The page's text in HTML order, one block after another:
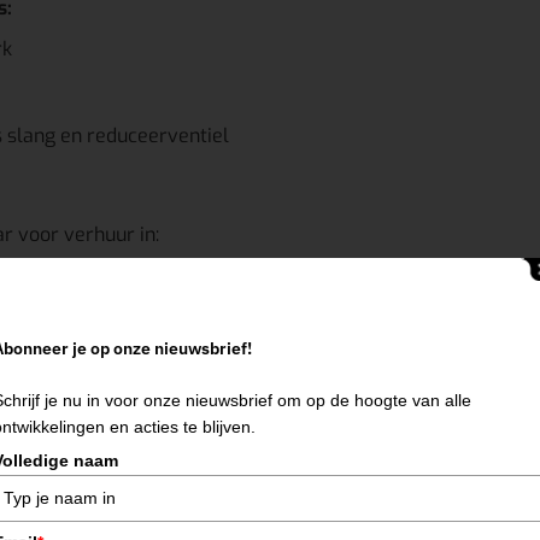
slang en reduceerventiel
voor verhuur in:
Wij leveren altijd goed onderhouden en gebruiksklare
met onze
werk je snel en
je op onze nieuwsbrief!
je nu in voor onze nieuwsbrief om op de hoogte van alle
en acties te blijven.
naam